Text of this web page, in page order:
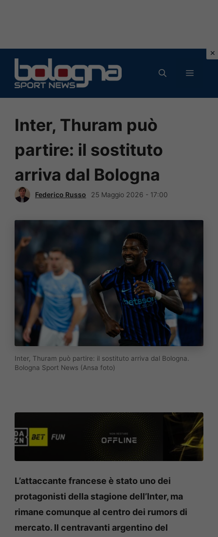
contenuto
MENU
Inter, Thuram può
partire: il sostituto
arriva dal Bologna
Federico Russo 25 Maggio 2026 - 17:00
Inter, Thuram può partire: il sostituto arriva dal Bologna.
Bologna Sport News (Ansa foto)
L’attaccante francese è stato uno dei
protagonisti della stagione dell’Inter, ma
rimane comunque al centro dei rumors di
mercato. Il centravanti argentino del